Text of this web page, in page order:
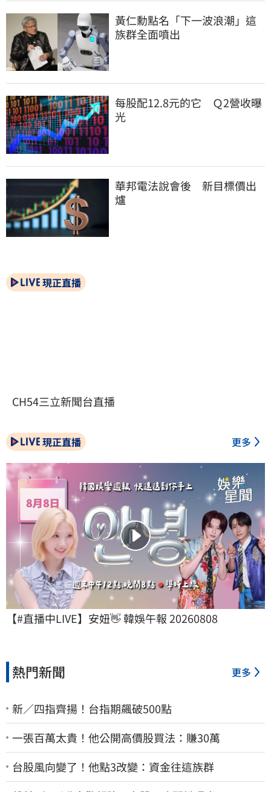
黃仁勳點名「下一波浪潮」這
族群全面噴出
每股配12.8元的它　Ｑ2營收曝
光
華邦電法說會後　新目標價出
爐
現正直播
CH54三立新聞台直播
現正直播 更多
【#直播中LIVE】安妞👋 韓娛午報 20260808
熱門新聞 更多
新／四指齊揚！台指期飆破500點
一張百萬太貴！他公開高價股買法：賺30萬
台股風向變了！他點3改變：資金往這族群